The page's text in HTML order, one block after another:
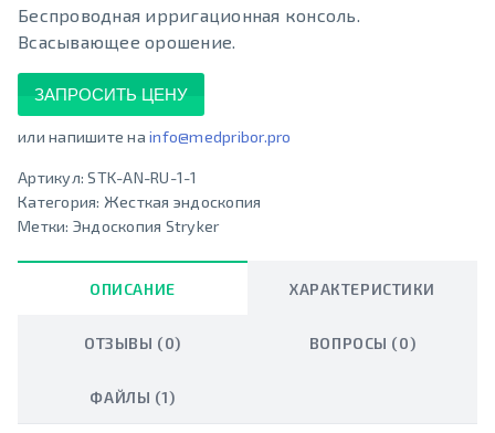
Беспроводная ирригационная консоль.
Всасывающее орошение.
ЗАПРОСИТЬ ЦЕНУ
или напишите на info@medpribor.pro
Артикул:STK-AN-RU-1-1
Категория: Жесткая эндоскопия
Метки: Эндоскопия Stryker
ОПИСАНИЕ ХАРАКТЕРИСТИКИ
ОТЗЫВЫ (0) ВОПРОСЫ (0)
ФАЙЛЫ (1)